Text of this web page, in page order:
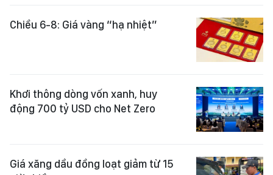
Chiều 6-8: Giá vàng “hạ nhiệt”
Khơi thông dòng vốn xanh, huy
động 700 tỷ USD cho Net Zero
Giá xăng dầu đồng loạt giảm từ 15